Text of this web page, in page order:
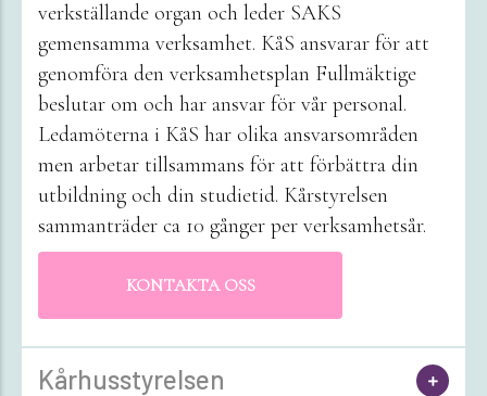
verkställande organ och leder SAKS
gemensamma verksamhet. KåS ansvarar för att
genomföra den verksamhetsplan Fullmäktige
beslutar om och har ansvar för vår personal.
Ledamöterna i KåS har olika ansvarsområden
men arbetar tillsammans för att förbättra din
utbildning och din studietid. Kårstyrelsen
sammanträder ca 10 gånger per verksamhetsår.
KONTAKTA OSS
Kårhusstyrelsen